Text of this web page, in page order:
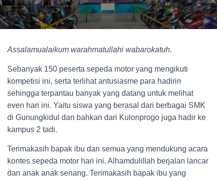
V
I
G
Assalamualaikum warahmatullahi wabarokatuh.
Sebanyak 150 peserta sepeda motor yang mengikuti
kompetisi ini, serta terlihat antusiasme para hadirin
sehingga terpantau banyak yang datang untuk melihat
even hari ini. Yaitu siswa yang berasal dari berbagai SMK
di Gunungkidul dan bahkan dari Kulonprogo juga hadir ke
kampus 2 tadi.
Terimakasih bapak ibu dan semua yang mendukung acara
kontes sepeda motor hari ini. Alhamdulillah berjalan lancar
dan anak anak senang. Terimakasih bapak ibu yang